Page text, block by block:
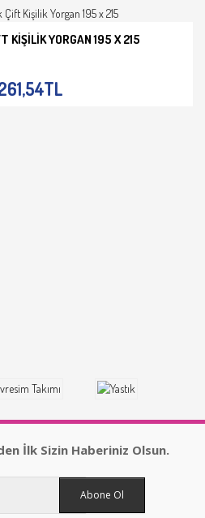
KIŞILIK YORGAN 195 X 215
İlk Sizin Haberiniz Olsun.
Abone Ol